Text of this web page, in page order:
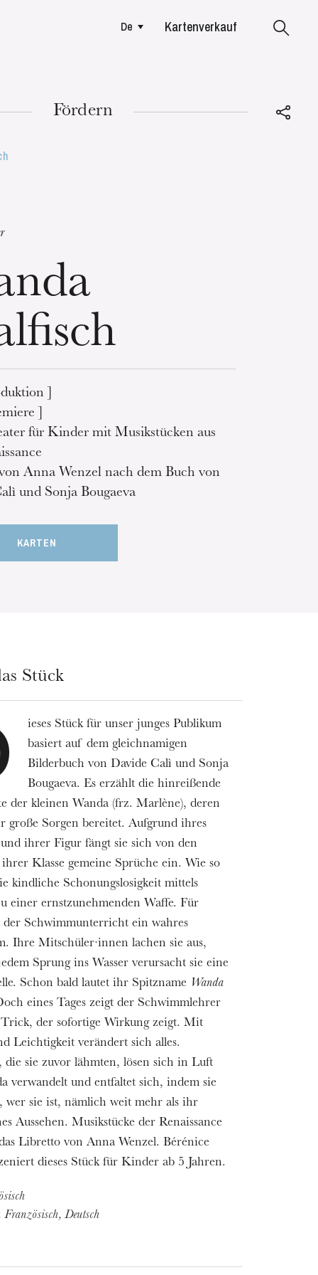
De Kartenverkauf
Fördern
]
]
für Kinder mit Musikstücken aus
Anna Wenzel nach dem Buch von
und Sonja Bougaeva
KARTEN
Stück
ieses Stück für unser junges Publikum
basiert auf dem gleichnamigen
Bilderbuch von Davide Calì und Sonja
Bougaeva. Es erzählt die hinreißende
der kleinen Wanda (frz. Marlène), deren
große Sorgen bereitet. Aufgrund ihres
ihrer Figur fängt sie sich von den
Klasse gemeine Sprüche ein. Wie so
kindliche Schonungslosigkeit mittels
einer ernstzunehmenden Waffe. Für
der Schwimmunterricht ein wahres
Ihre Mitschüler·innen lachen sie aus,
Sprung ins Wasser verursacht sie eine
Schon bald lautet ihr Spitzname Wanda
eines Tages zeigt der Schwimmlehrer
der sofortige Wirkung zeigt. Mit
Leichtigkeit verändert sich alles.
die sie zuvor lähmten, lösen sich in Luft
verwandelt und entfaltet sich, indem sie
wer sie ist, nämlich weit mehr als ihr
Aussehen. Musikstücke der Renaissance
Libretto von Anna Wenzel. Bérénice
dieses Stück für Kinder ab 5 Jahren.
Französisch, Deutsch